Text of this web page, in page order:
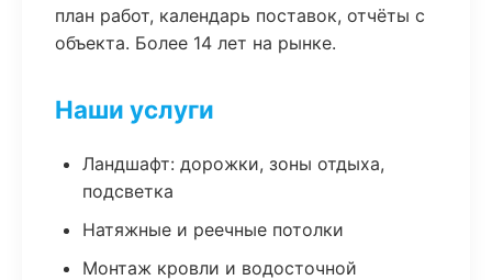
план работ, календарь поставок, отчёты с
объекта. Более 14 лет на рынке.
Наши услуги
Ландшафт: дорожки, зоны отдыха,
подсветка
Натяжные и реечные потолки
Монтаж кровли и водосточной